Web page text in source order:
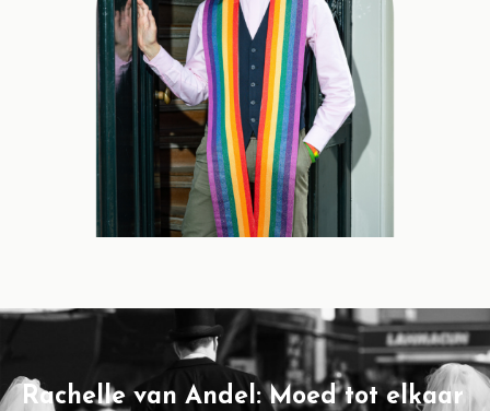
Rachelle van Andel: Moed tot elkaar